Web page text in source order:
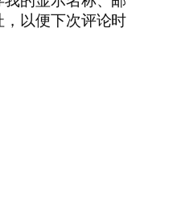
以便下次评论时